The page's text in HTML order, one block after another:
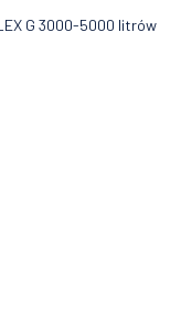
G 3000-5000 litrów